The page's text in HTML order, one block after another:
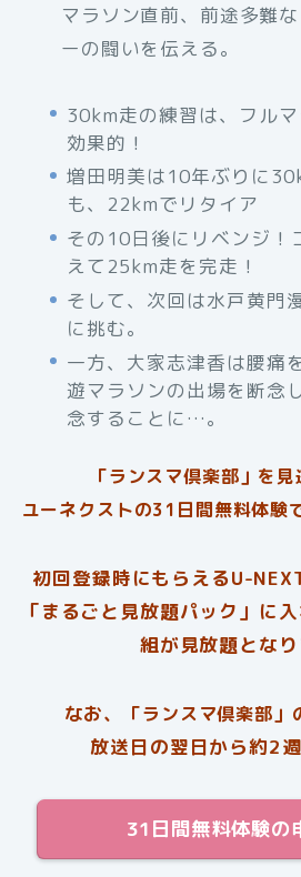
マラソン直前、前途多難
ーの闘いを伝える。
30km走の練習は、フル
効果的！
増田明美は10年ぶりに
も、22kmでリタイア
その10日後にリベンジ！
えて25km走を完走！
そして、次回は水戸黄門
に挑む。
一方、大家志津香は腰痛
遊マラソンの出場を断念
念することに…。
「ランスマ倶楽部」を見
ユーネクストの31日間無料体験
初回登録時にもらえるU-
「まるごと見放題パック」に
組が見放題となり
なお、 「ランスマ倶楽部」
放送日の翌日から約2
31日間無料体験の